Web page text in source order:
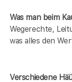
Was man beim
Wegerechte,
was alles den
Verschiedene